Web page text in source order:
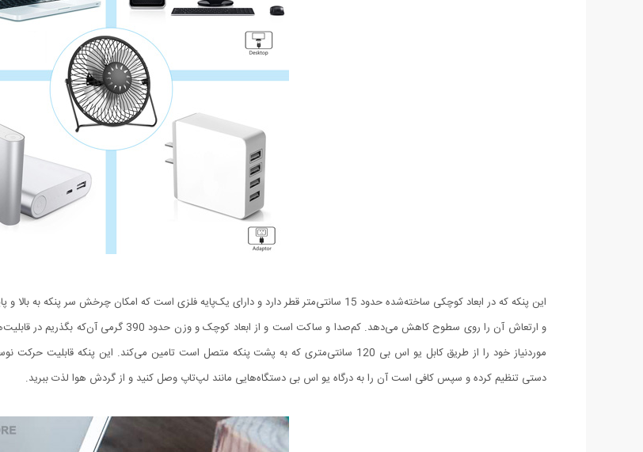
موردنیاز خود را از طریق کابل یو اس بی 120 سانتی‌متری که به پشت پنکه متصل است تامین می‌کند. این
دستی تنظیم کرده و سپس کافی است آن را به درگاه یو اس بی دستگاه‌هایی مانند لپ‌تاپ وصل کنید و از گردش هوا لذت ببرید.